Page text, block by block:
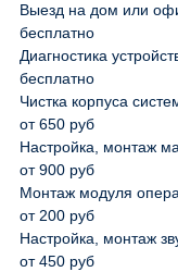
Выезд на дом или
бесплатно
Диагностика
бесплатно
Чистка корпуса
от 650 руб
Настройка, монтаж
от 900 руб
Монтаж модуля
от 200 руб
Настройка, монтаж
от 450 руб